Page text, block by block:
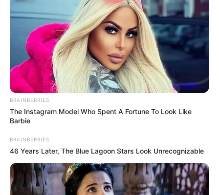
BRAINBERRIES
The Instagram Model Who Spent A Fortune To Look Like
Barbie
BRAINBERRIES
46 Years Later, The Blue Lagoon Stars Look Unrecognizable